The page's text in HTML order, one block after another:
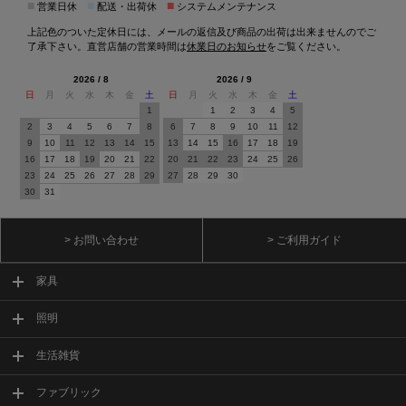
営業日休 配送・出荷休 ■ システムメンテナンス
上記色のついた定休日には、メールの返信及び商品の出荷は出来ませんのでご
了承下さい。直営店舗の営業時間は休業日のお知らせをご覧ください。
2026 / 8
日
月 火 水 木 金
土
1
2
3 4 5 6 7
8
9
10 11 12 13 14
15
16
17 18 19 20 21
22
23
24 25 26 27 28
29
30
31
2026 / 9
日
月 火 水 木 金
土
1
2 3 4
5
6
7 8 9 10 11
12
13
14 15 16 17 18
19
20
21 22 23 24 25
26
27
28 29 30
> お問い合わせ > ご利用ガイド
家具
照明
生活雑貨
ファブリック